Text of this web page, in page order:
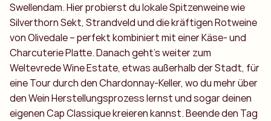
Swellendam. Hier probierst du lokale Spitzenweine wie
Silverthorn Sekt, Strandveld und die kräftigen Rotweine
von Olivedale – perfekt kombiniert mit einer Käse- und
Charcuterie Platte. Danach geht’s weiter zum
Weltevrede Wine Estate, etwas außerhalb der Stadt, für
eine Tour durch den Chardonnay-Keller, wo du mehr über
den Wein Herstellungsprozess lernst und sogar deinen
eigenen Cap Classique kreieren kannst. Beende den Tag